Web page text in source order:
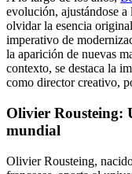
evolución, ajustándose a
olvidar la esencia
imperativo de
la aparición de nuevas
contexto, se destaca la
como director creativo,
Olivier Rousteing:
mundial
Olivier Rousteing,